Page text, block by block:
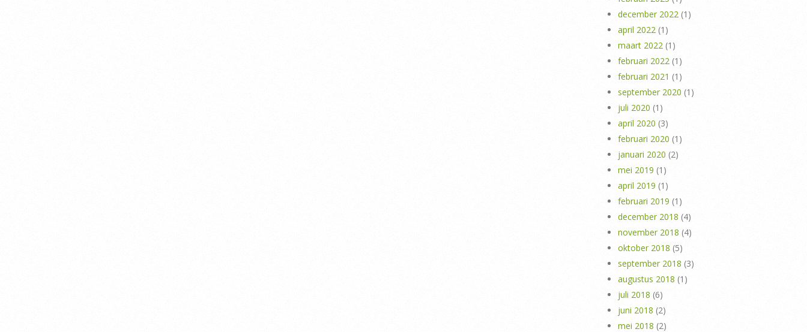
december 2022 (1)
april 2022 (1)
maart 2022 (1)
februari 2022 (1)
februari 2021 (1)
september 2020 (1)
juli 2020 (1)
april 2020 (3)
februari 2020 (1)
januari 2020 (2)
mei 2019 (1)
april 2019 (1)
februari 2019 (1)
december 2018 (4)
november 2018 (4)
oktober 2018 (5)
september 2018 (3)
augustus 2018 (1)
juli 2018 (6)
juni 2018 (2)
mei 2018 (2)